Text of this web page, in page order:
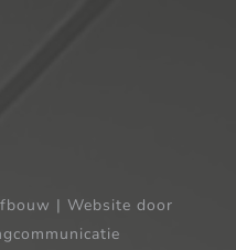
| Website door